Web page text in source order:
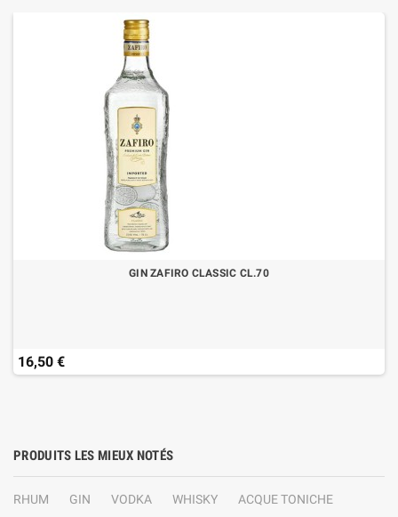
GIN ZAFIRO CLASSIC CL.70
16,50 €
PRODUITS LES MIEUX NOTÉS
RHUM GIN VODKA WHISKY
ACQUE TONICHE